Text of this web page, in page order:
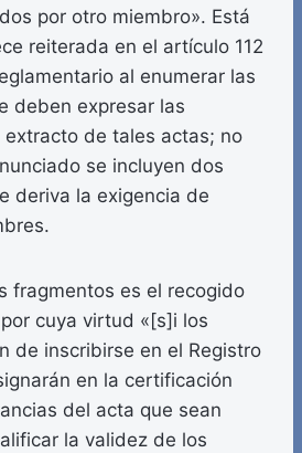
por otro miembro». Está
reiterada en el artículo 112
al enumerar las
deben expresar las
de tales actas; no
se incluyen dos
deriva la exigencia de
fragmentos es el recogido
cuya virtud «[s]i los
de inscribirse en el Registro
en la certificación
del acta que sean
la validez de los